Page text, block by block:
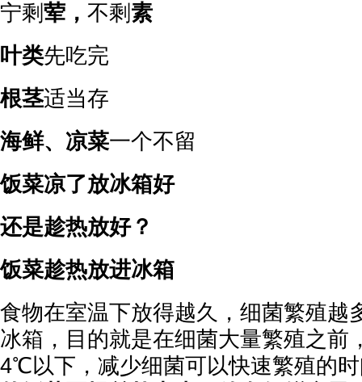
宁剩 荤， 不剩 素
叶类先吃完
根茎适当存
海鲜、凉菜一个不留
饭菜凉了放冰箱好
还是趁热放好？
饭菜趁热放进冰箱
食物在室温下放得越久，细菌繁殖越
冰箱，目的就是在细菌大量繁殖之前
4℃以下，减少细菌可以快速繁殖的